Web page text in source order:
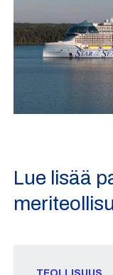
Lue lisää